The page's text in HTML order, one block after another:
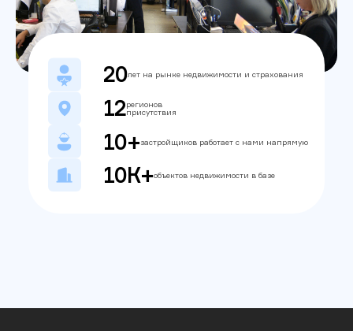
20лет на рынке недвижимости и страхования
12регионов
присутствия
10+застройщиков работает с нами напрямую
10К+объектов недвижимости в базе